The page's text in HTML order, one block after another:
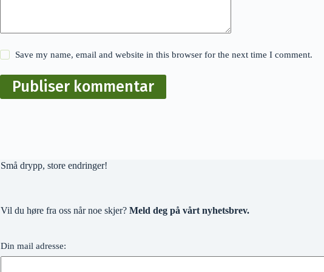
Save my name, email and website in this browser for the next time I comment.
Publiser kommentar
Små drypp, store endringer!
Vil du høre fra oss når noe skjer? Meld deg på vårt nyhetsbrev.
Din mail adresse: